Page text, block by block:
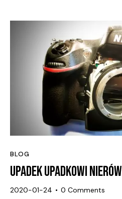
BLOG
UPADEK UPADKOWI
2020-01-24 0 Comments